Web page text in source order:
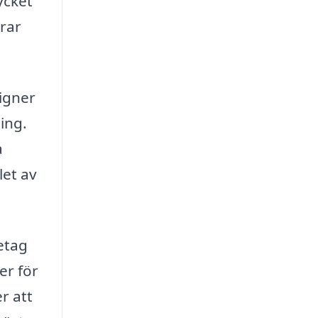
av
för
att